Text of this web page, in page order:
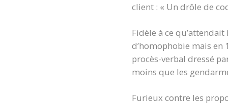
client : « Un drôle de
Fidèle à ce
d’homophobie mais en
procès-verbal dressé
moins que les
Furieux contre les